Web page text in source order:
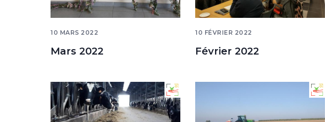
10 MARS 2022
Mars 2022
10 FÉVRIER 2022
Février 2022